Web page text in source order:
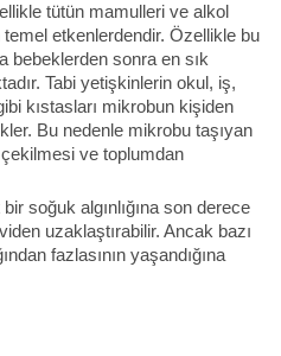
tütün mamulleri ve alkol
temel etkenlerdendir. Özellikle bu
bebeklerden sonra en sık
Tabi yetişkinlerin okul, iş,
kıstasları mikrobun kişiden
Bu nedenle mikrobu taşıyan
ve toplumdan
soğuk algınlığına son derece
uzaklaştırabilir. Ancak bazı
fazlasının yaşandığına